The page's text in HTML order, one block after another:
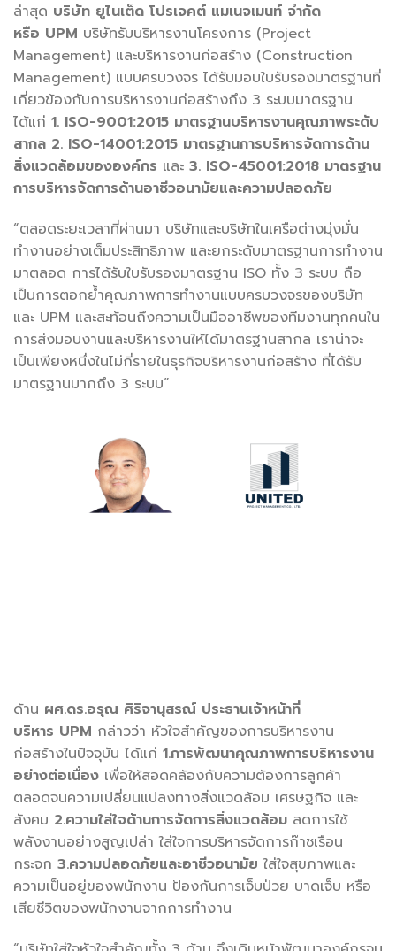
ล่าสุด บริษัท ยูไนเต็ด โปรเจคต์ แมเนจเมนท์ จำกัด
หรือ UPM บริษัทรับบริหารงานโครงการ (Project
Management) และบริหารงานก่อสร้าง (Construction
Management) แบบครบวงจร ได้รับมอบใบรับรองมาตรฐานที่
เกี่ยวข้องกับการบริหารงานก่อสร้างถึง 3 ระบบมาตรฐาน
ได้แก่ 1. ISO-9001:2015 มาตรฐานบริหารงานคุณภาพระดับ
สากล 2. ISO-14001:2015 มาตรฐานการบริหารจัดการด้าน
สิ่งแวดล้อมขององค์กร และ 3. ISO-45001:2018 มาตรฐาน
การบริหารจัดการด้านอาชีวอนามัยและความปลอดภัย
“ตลอดระยะเวลาที่ผ่านมา บริษัทและบริษัทในเครือต่างมุ่งมั่น
ทำงานอย่างเต็มประสิทธิภาพ และยกระดับมาตรฐานการทำงาน
มาตลอด การได้รับใบรับรองมาตรฐาน ISO ทั้ง 3 ระบบ ถือ
เป็นการตอกย้ำคุณภาพการทำงานแบบครบวงจรของบริษัท
และ UPM และสะท้อนถึงความเป็นมืออาชีพของทีมงานทุกคนใน
การส่งมอบงานและบริหารงานให้ได้มาตรฐานสากล เราน่าจะ
เป็นเพียงหนึ่งในไม่กี่รายในธุรกิจบริหารงานก่อสร้าง ที่ได้รับ
มาตรฐานมากถึง 3 ระบบ”
ด้าน ผศ.ดร.อรุณ ศิริจานุสรณ์ ประธานเจ้าหน้าที่
บริหาร UPM กล่าวว่า หัวใจสำคัญของการบริหารงาน
ก่อสร้างในปัจจุบัน ได้แก่ 1.การพัฒนาคุณภาพการบริหารงาน
อย่างต่อเนื่อง เพื่อให้สอดคล้องกับความต้องการลูกค้า
ตลอดจนความเปลี่ยนแปลงทางสิ่งแวดล้อม เศรษฐกิจ และ
สังคม 2.ความใส่ใจด้านการจัดการสิ่งแวดล้อม ลดการใช้
พลังงานอย่างสูญเปล่า ใส่ใจการบริหารจัดการก๊าซเรือน
กระจก 3.ความปลอดภัยและอาชีวอนามัย ใส่ใจสุขภาพและ
ความเป็นอยู่ของพนักงาน ป้องกันการเจ็บป่วย บาดเจ็บ หรือ
เสียชีวิตของพนักงานจากการทำงาน